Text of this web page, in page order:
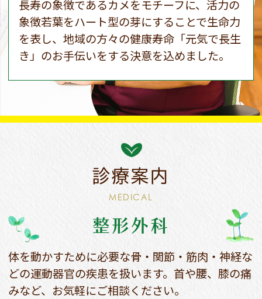
長寿の象徴であるカメをモチーフに、活力の
象徴若葉をハート型の芽にすることで生命力
を表し、地域の方々の健康寿命「元気で長生
き」のお手伝いをする決意を込めました。
診療案内
MEDICAL
整形外科
体を動かすために必要な骨・関節・筋肉・神経な
どの運動器官の疾患を扱います。 首や腰、膝の痛
みなど、お気軽にご相談ください。